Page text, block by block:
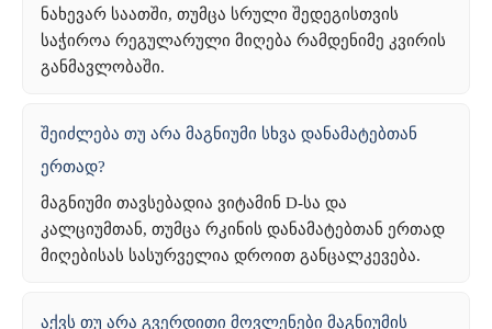
ნახევარ საათში, თუმცა სრული შედეგისთვის
საჭიროა რეგულარული მიღება რამდენიმე კვირის
განმავლობაში.
შეიძლება თუ არა მაგნიუმი სხვა დანამატებთან
ერთად?
მაგნიუმი თავსებადია ვიტამინ D-სა და
კალციუმთან, თუმცა რკინის დანამატებთან ერთად
მიღებისას სასურველია დროით განცალკევება.
აქვს თუ არა გვერდითი მოვლენები მაგნიუმის